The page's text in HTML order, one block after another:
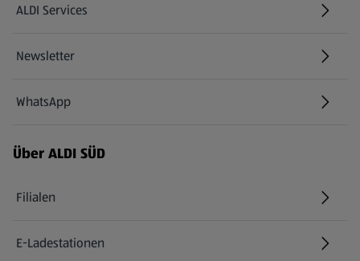
ALDI Services
Newsletter
WhatsApp
Über ALDI SÜD
Filialen
E-Ladestationen